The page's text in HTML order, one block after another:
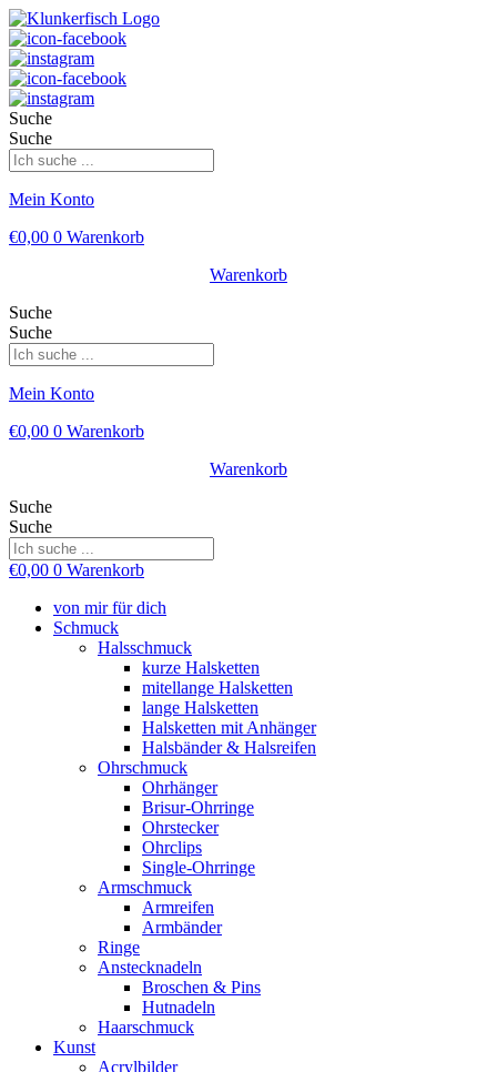
Suche
Suche
Mein Konto
€0,00 0 Warenkorb
Warenkorb
Suche
Suche
Mein Konto
€0,00 0 Warenkorb
Warenkorb
Suche
Suche
€0,00 0 Warenkorb
von mir für dich
Schmuck
Halsschmuck
kurze Halsketten
mitellange Halsketten
lange Halsketten
Halsketten mit Anhänger
Halsbänder & Halsreifen
Ohrschmuck
Ohrhänger
Brisur-Ohrringe
Ohrstecker
Ohrclips
Single-Ohrringe
Armschmuck
Armreifen
Armbänder
Ringe
Anstecknadeln
Broschen & Pins
Hutnadeln
Haarschmuck
Kunst
Acrylbilder